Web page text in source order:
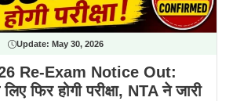
Update: May 30, 2026
Re-Exam Notice Out:
फिर होगी परीक्षा, NTA ने जारी